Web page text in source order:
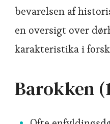
bevarelsen af
en oversigt over
karakteristika i
Barokken